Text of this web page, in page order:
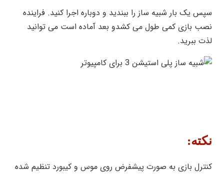
سپس یک بار شبیه ساز را ببندید و دوباره اجرا کنید. فراینده
نصب بازی کمی طول می کشدو بعد آماده است می توانید
لذت ببرید.
نکته:
کنترل بازی به صورت پیشفرض روی موس و کیبورد تنظیم شده